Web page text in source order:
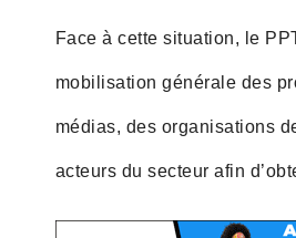
Face à cette situation, le
mobilisation générale des
médias, des organisations
acteurs du secteur afin